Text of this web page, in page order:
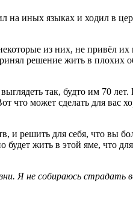
на иных языках и ходил в
из них, не привёл
решение жить в плохих
так, будто им 70
что может сделать для вас
и решить для себя, что вы
жить в этой яме, что
Я не собираюсь страдать